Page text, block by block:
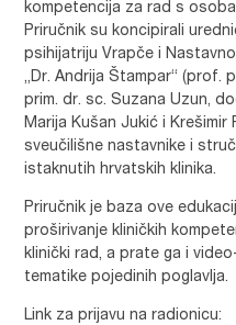
kompetencija za rad s
Priručnik su koncipirali
psihijatriju Vrapče i
„Dr. Andrija Štampar“ (prof.
prim. dr. sc. Suzana Uzun,
Marija Kušan Jukić i Krešimir
sveučilišne nastavnike i
istaknutih hrvatskih klinika.
Priručnik je baza ove
proširivanje kliničkih
klinički rad, a prate ga i
tematike pojedinih poglavlja.
Link za prijavu na radionicu: